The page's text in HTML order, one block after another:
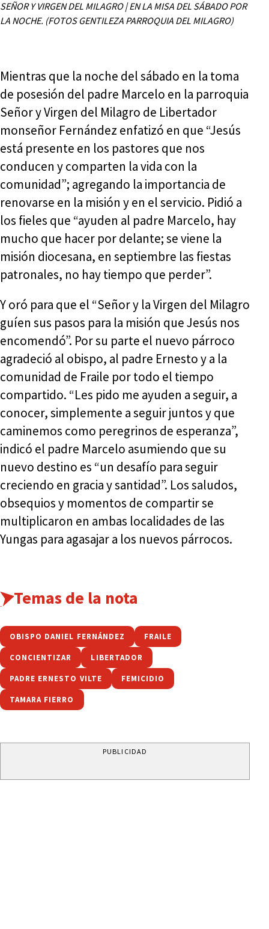
SEÑOR Y VIRGEN DEL MILAGRO | EN LA MISA DEL SÁBADO POR
LA NOCHE. (FOTOS GENTILEZA PARROQUIA DEL MILAGRO)
Mientras que la noche del sábado en la toma
de posesión del padre Marcelo en la parroquia
Señor y Virgen del Milagro de Libertador
monseñor Fernández enfatizó en que “Jesús
está presente en los pastores que nos
conducen y comparten la vida con la
comunidad”; agregando la importancia de
renovarse en la misión y en el servicio. Pidió a
los fieles que “ayuden al padre Marcelo, hay
mucho que hacer por delante; se viene la
misión diocesana, en septiembre las fiestas
patronales, no hay tiempo que perder”.
Y oró para que el “Señor y la Virgen del Milagro
guíen sus pasos para la misión que Jesús nos
encomendó”. Por su parte el nuevo párroco
agradeció al obispo, al padre Ernesto y a la
comunidad de Fraile por todo el tiempo
compartido. “Les pido me ayuden a seguir, a
conocer, simplemente a seguir juntos y que
caminemos como peregrinos de esperanza”,
indicó el padre Marcelo asumiendo que su
nuevo destino es “un desafío para seguir
creciendo en gracia y santidad”. Los saludos,
obsequios y momentos de compartir se
multiplicaron en ambas localidades de las
Yungas para agasajar a los nuevos párrocos.
Temas de la nota
OBISPO DANIEL FERNÁNDEZ FRAILE
CONCIENTIZAR LIBERTADOR
PADRE ERNESTO VILTE FEMICIDIO
TAMARA FIERRO
PUBLICIDAD